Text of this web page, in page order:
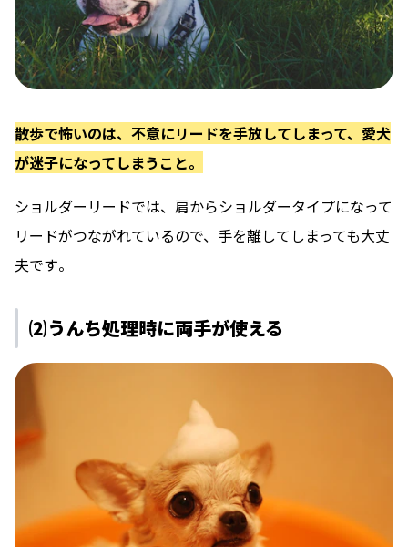
散歩で怖いのは、不意にリードを手放してしまって、愛犬
が迷子になってしまうこと。
ショルダーリードでは、肩からショルダータイプになって
リードがつながれているので、 手を離してしまっても大丈
夫です。
⑵うんち処理時に両手が使える